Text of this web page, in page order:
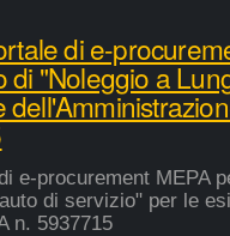
di e-
di "Noleggio a
e-procurement MEPA
di servizio" per le
n. 5937715